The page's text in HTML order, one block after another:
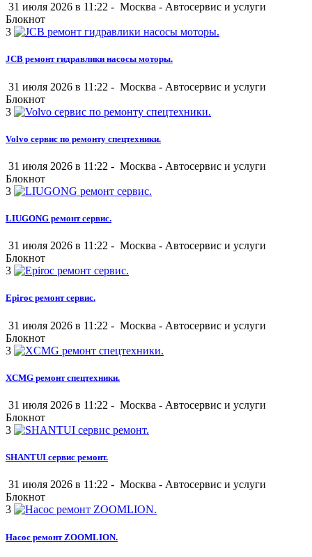
31 июля 2026 в 11:22 - Москва - Автосервис и услуги
Блокнот
3
JCB ремонт гидравлики насосы моторы.
31 июля 2026 в 11:22 - Москва - Автосервис и услуги
Блокнот
3
Volvo сервис по ремонту спецтехники.
31 июля 2026 в 11:22 - Москва - Автосервис и услуги
Блокнот
3
LIUGONG ремонт сервис.
31 июля 2026 в 11:22 - Москва - Автосервис и услуги
Блокнот
3
Epiroc ремонт сервис.
31 июля 2026 в 11:22 - Москва - Автосервис и услуги
Блокнот
3
XCMG ремонт спецтехники.
31 июля 2026 в 11:22 - Москва - Автосервис и услуги
Блокнот
3
SHANTUI сервис ремонт.
31 июля 2026 в 11:22 - Москва - Автосервис и услуги
Блокнот
3
Насос ремонт ZOOMLION.